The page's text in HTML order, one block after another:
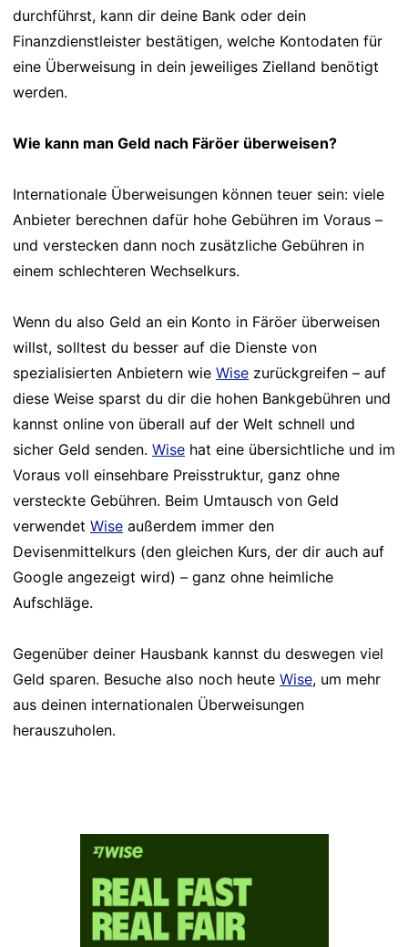
durchführst, kann dir deine Bank oder dein
Finanzdienstleister bestätigen, welche Kontodaten für
eine Überweisung in dein jeweiliges Zielland benötigt
werden.
Wie kann man Geld nach Färöer überweisen?
Internationale Überweisungen können teuer sein: viele
Anbieter berechnen dafür hohe Gebühren im Voraus –
und verstecken dann noch zusätzliche Gebühren in
einem schlechteren Wechselkurs.
Wenn du also Geld an ein Konto in Färöer überweisen
willst, solltest du besser auf die Dienste von
spezialisierten Anbietern wie Wise zurückgreifen – auf
diese Weise sparst du dir die hohen Bankgebühren und
kannst online von überall auf der Welt schnell und
sicher Geld senden. Wise hat eine übersichtliche und im
Voraus voll einsehbare Preisstruktur, ganz ohne
versteckte Gebühren. Beim Umtausch von Geld
verwendet Wise außerdem immer den
Devisenmittelkurs (den gleichen Kurs, der dir auch auf
Google angezeigt wird) – ganz ohne heimliche
Aufschläge.
Gegenüber deiner Hausbank kannst du deswegen viel
Geld sparen. Besuche also noch heute Wise, um mehr
aus deinen internationalen Überweisungen
herauszuholen.